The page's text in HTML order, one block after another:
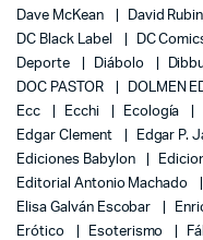
Dave McKean
David Rubin
DC Black Label
DC
Deporte
Diábolo
DOC PASTOR
DOLMEN
Ecc
Ecchi Ecología
Edgar Clement
Edgar P.
Ediciones Babylon
Editorial Antonio Machado
Elisa Galván Escobar
Erótico
Esoterismo